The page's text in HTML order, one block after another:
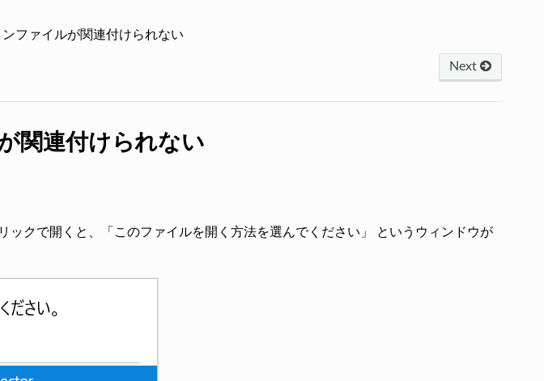
ファイルが関連付けられない
Next
関連付けられない
クで開くと、「このファイルを開く方法を選んでください」 というウィンドウが